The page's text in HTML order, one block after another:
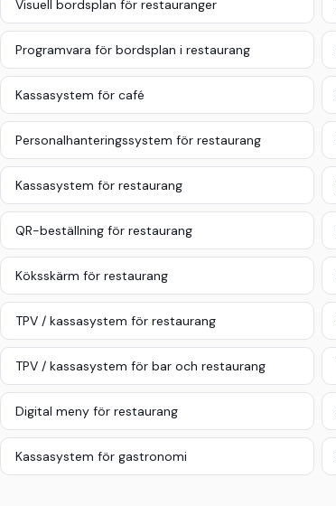
Visuell bordsplan för restauranger
Programvara för bordsplan i restaurang
Kassasystem för café
Personalhanteringssystem för restaurang
Kassasystem för restaurang
QR-beställning för restaurang
Köksskärm för restaurang
TPV / kassasystem för restaurang
TPV / kassasystem för bar och restaurang
Digital meny för restaurang
Kassasystem för gastronomi